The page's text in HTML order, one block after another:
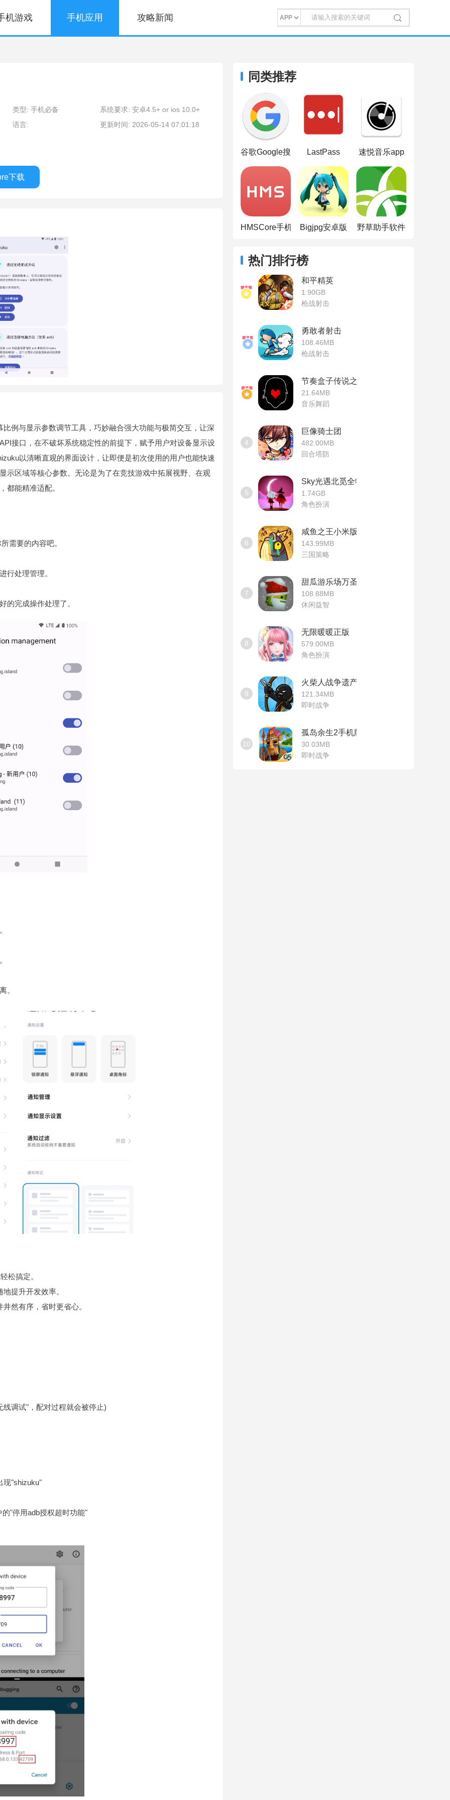
机游戏 手机应用 攻略新闻
类型: 手机必备
系统要求: 安卓4.5+ or ios 10.0+
语言:
更新时间: 2026-05-14 07:01:18
下载
例与显示参数调节工具，巧妙融合强大功能与极简交互，让深
接口，在不破坏系统稳定性的前提下，赋予用户对设备显示设
以清晰直观的界面设计，让即便是初次使用的用户也能快速
示区域等核心参数。无论是为了在竞技游戏中拓展视野、在观
都能精准适配。
需要的内容吧。
行处理管理。
的完成操作处理了。
。
松搞定。
提升开发效率。
然有序，省时更省心。
调试"，配对过程就会被停止)
现"shizuku"
"停用adb授权超时功能"
同类推荐
谷歌Google搜索 LastPass 速悦音乐app
HMSCore手机版 Bigjpg安卓版 野草助手软件
热门排行榜
和平精英
1.90GB
枪战射击
勇敢者射击
108.46MB
枪战射击
节奏盒子传说之下模组
21.64MB
音乐舞蹈
4
巨像骑士团
482.00MB
回合塔防
5
Sky光遇北觅全物品版
1.74GB
角色扮演
6
咸鱼之王小米版
143.99MB
三国策略
7
甜瓜游乐场万圣节版本
108.88MB
休闲益智
8
无限暖暖正版
579.00MB
角色扮演
9
火柴人战争遗产无敌版
121.34MB
即时战争
10
孤岛余生2手机版
30.03MB
即时战争